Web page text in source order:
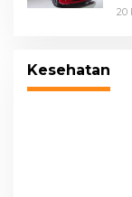
20
Kesehatan